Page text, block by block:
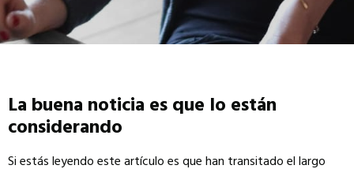
La buena noticia es que lo están
considerando
Si estás leyendo este artículo es que han transitado el largo